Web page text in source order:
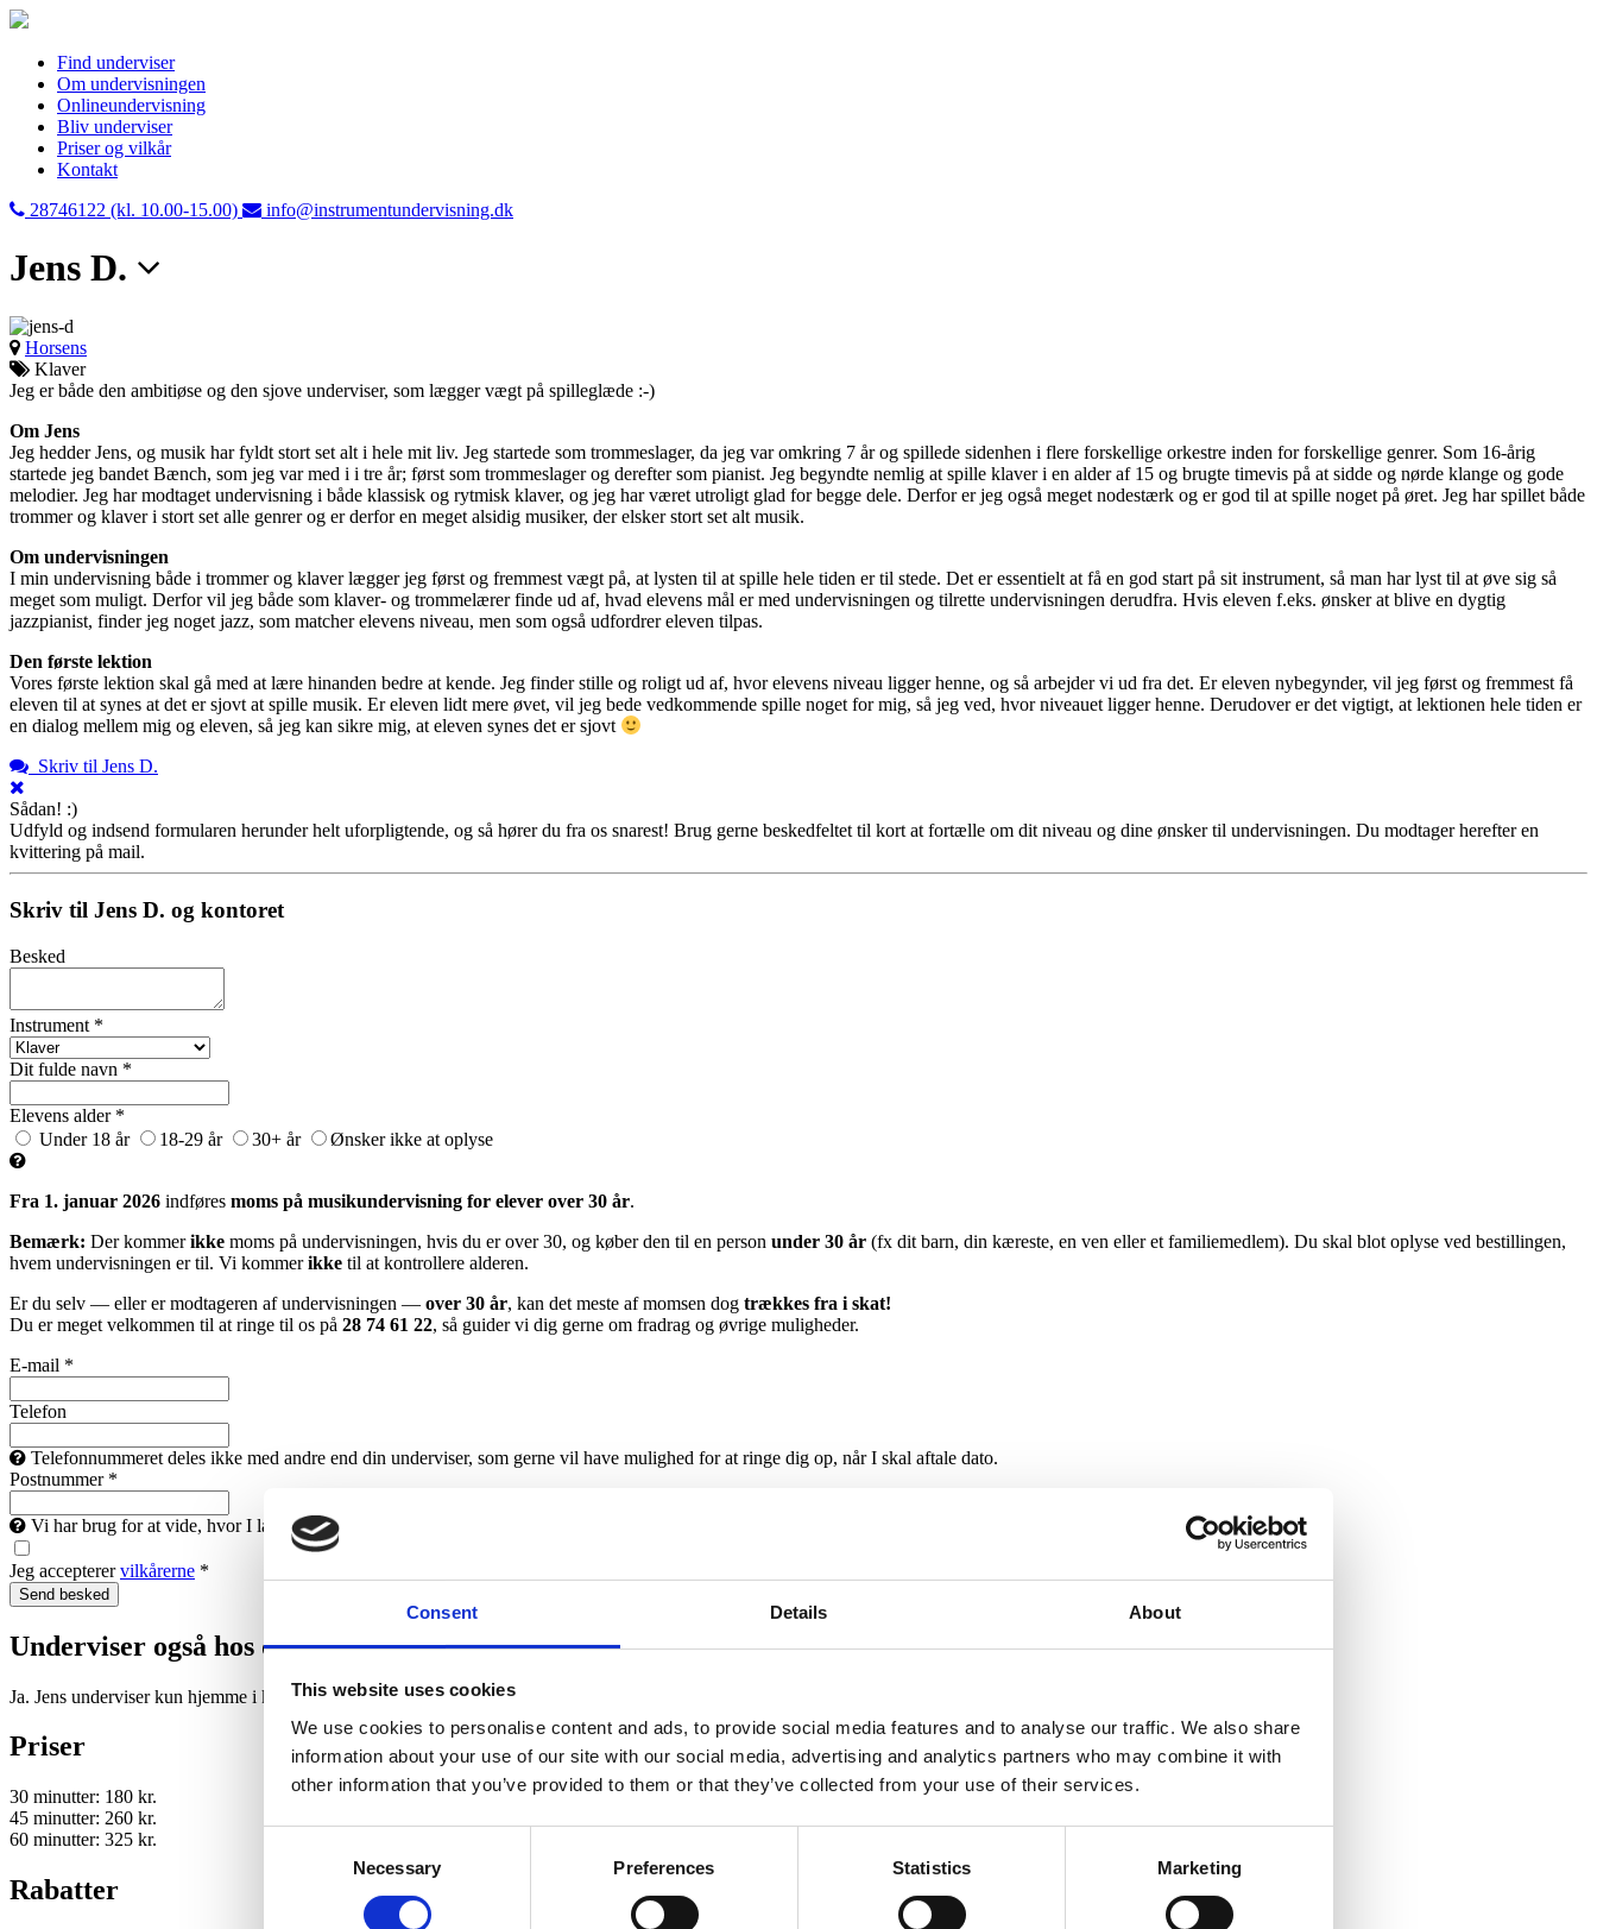
Consent Details About
This website uses cookies
We use cookies to personalise content and ads, to provide social media features and to analyse our traffic. We also share
information about your use of our site with our social media, advertising and analytics partners who may combine it with
other information that you’ve provided to them or that they’ve collected from your use of their services.
Necessary Preferences Statistics Marketing
Find underviser
Om undervisningen
Onlineundervisning
Bliv underviser
Priser og vilkår
Kontakt
28746122 (kl. 10.00-15.00)
info@instrumentundervisning.dk
Jens D.
Horsens
Klaver
Jeg er både den ambitiøse og den sjove underviser, som lægger vægt på spilleglæde :-)
Om Jens
Jeg hedder Jens, og musik har fyldt stort set alt i hele mit liv. Jeg startede som trommeslager, da jeg var omkring 7 år og spillede sidenhen i flere forskellige orkestre inden for forskellige genrer. Som 16-årig
startede jeg bandet Bænch, som jeg var med i i tre år; først som trommeslager og derefter som pianist. Jeg begyndte nemlig at spille klaver i en alder af 15 og brugte timevis på at sidde og nørde klange og gode
melodier. Jeg har modtaget undervisning i både klassisk og rytmisk klaver, og jeg har været utroligt glad for begge dele. Derfor er jeg også meget nodestærk og er god til at spille noget på øret. Jeg har spillet både
trommer og klaver i stort set alle genrer og er derfor en meget alsidig musiker, der elsker stort set alt musik.
Om undervisningen
I min undervisning både i trommer og klaver lægger jeg først og fremmest vægt på, at lysten til at spille hele tiden er til stede. Det er essentielt at få en god start på sit instrument, så man har lyst til at øve sig så
meget som muligt. Derfor vil jeg både som klaver- og trommelærer finde ud af, hvad elevens mål er med undervisningen og tilrette undervisningen derudfra. Hvis eleven f.eks. ønsker at blive en dygtig
jazzpianist, finder jeg noget jazz, som matcher elevens niveau, men som også udfordrer eleven tilpas.
Den første lektion
Vores første lektion skal gå med at lære hinanden bedre at kende. Jeg finder stille og roligt ud af, hvor elevens niveau ligger henne, og så arbejder vi ud fra det. Er eleven nybegynder, vil jeg først og fremmest få
eleven til at synes at det er sjovt at spille musik. Er eleven lidt mere øvet, vil jeg bede vedkommende spille noget for mig, så jeg ved, hvor niveauet ligger henne. Derudover er det vigtigt, at lektionen hele tiden er
en dialog mellem mig og eleven, så jeg kan sikre mig, at eleven synes det er sjovt
Skriv til Jens D.
Sådan! :)
Udfyld og indsend formularen herunder helt uforpligtende, og så hører du fra os snarest! Brug gerne beskedfeltet til kort at fortælle om dit niveau og dine ønsker til undervisningen. Du modtager herefter en
kvittering på mail.
Skriv til Jens D. og kontoret
Besked
Instrument *
Dit fulde navn *
Elevens alder *
Under 18 år
18-29 år 30+ år Ønsker ikke at oplyse
Fra 1. januar 2026 indføres moms på musikundervisning for elever over 30 år.
Bemærk: Der kommerikke moms på undervisningen, hvis du er over 30, og køber den til en person under 30 år (fx dit barn, din kæreste, en ven eller et familiemedlem). Du skal blot oplyse ved bestillingen,
hvem undervisningen er til. Vi kommerikke til at kontrollere alderen.
Er du selv — eller er modtageren af undervisningen — over 30 år, kan det meste af momsen dog trækkes fra i skat!
Du er meget velkommen til at ringe til os på 28 74 61 22, så guider vi dig gerne om fradrag og øvrige muligheder.
E-mail *
Telefon
Telefonnummeret deles ikke med andre end din underviser, som gerne vil have mulighed for at ringe dig op, når I skal aftale dato.
Postnummer *
Vi har brug for at vide, hvor I landet du bor, så vi kan finde en underviser tæt på dig. Dit postnummer deles ikke med andre end din underviser.
Jeg accepterervilkårerne *
Underviser også hos dig?
Ja. Jens underviser kun hjemme i klaverundervisning. Her er adressen Sølundsgade, 8700 Horsens.
Priser
30 minutter: 180 kr.
45 minutter: 260 kr.
60 minutter: 325 kr.
Rabatter